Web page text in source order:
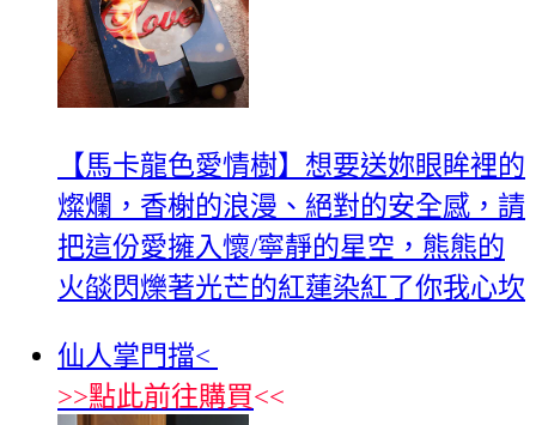
【馬卡龍色愛情樹】想要送妳眼眸裡的
燦爛，香榭的浪漫、絕對的安全感，請
把這份愛擁入懷/寧靜的星空，熊熊的
火燄閃爍著光芒的紅蓮染紅了你我心坎
仙人掌門擋<
>>點此前往購買<<